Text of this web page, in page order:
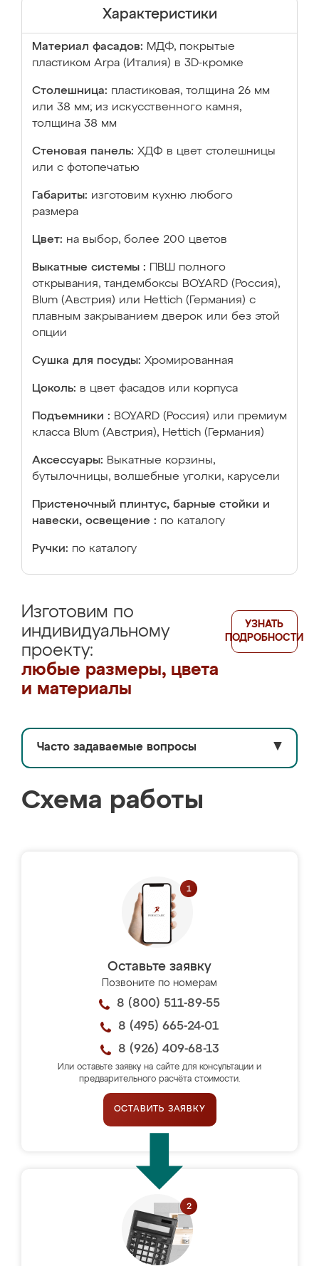
Характеристики
Материал фасадов: МДФ, покрытые
пластиком Arpa (Италия) в 3D-кромке
Столешница: пластиковая, толщина 26 мм
или 38 мм; из искусственного камня,
толщина 38 мм
Стеновая панель: ХДФ в цвет столешницы
или с фотопечатью
Габариты: изготовим кухню любого
размера
Цвет: на выбор, более 200 цветов
Выкатные системы :
ПВШ полного
открывания, тандембоксы BOYARD (Россия),
Blum (Австрия) или Hettich (Германия) с
плавным закрыванием дверок или без этой
опции
Сушка для посуды: Хромированная
Цоколь: в цвет фасадов или корпуса
Подъемники : BOYARD (Россия) или премиум
класса Blum (Австрия), Hettich (Германия)
Аксессуары: Выкатные корзины,
бутылочницы, волшебные уголки, карусели
Пристеночный плинтус, барные стойки и
навески, освещение : по каталогу
Ручки: по каталогу
Изготовим по
индивидуальному
проекту:
любые размеры, цвета
и материалы
УЗНАТЬ
ПОДРОБНОСТИ
Часто задаваемые вопросы ▼
Схема работы
Оставьте заявку
Позвоните по номерам
8 (800) 511-89-55
8 (495) 665-24-01
8 (926) 409-68-13
Или оставьте заявку на сайте для консультации и
предварительного расчёта стоимости.
ОСТАВИТЬ ЗАЯВКУ